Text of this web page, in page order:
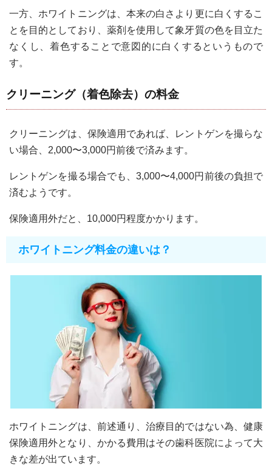
一方、ホワイトニングは、本来の白さより更に白くするこ
とを目的としており、薬剤を使用して象牙質の色を目立た
なくし、着色することで意図的に白くするというもので
す。
クリーニング（着色除去）の料金
クリーニングは、保険適用であれば、レントゲンを撮らな
い場合、2,000〜3,000円前後で済みます。
レントゲンを撮る場合でも、3,000〜4,000円前後の負担で
済むようです。
保険適用外だと、10,000円程度かかります。
ホワイトニング料金の違いは？
ホワイトニングは、前述通り、治療目的ではない為、健康
保険適用外となり、かかる費用はその歯科医院によって大
きな差が出ています。